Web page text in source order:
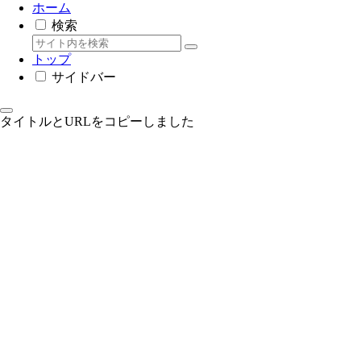
ホーム
検索
トップ
サイドバー
タイトルとURLをコピーしました